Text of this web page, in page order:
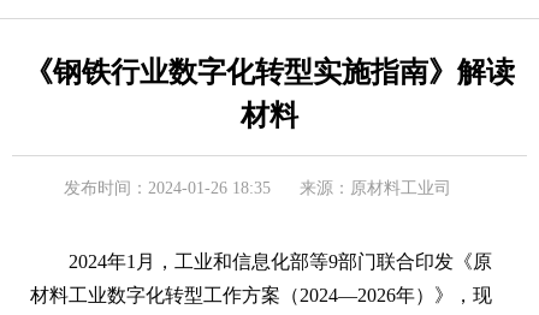
《钢铁行业数字化转型实施指南》解读
材料
发布时间：2024-01-26 18:35 来源：原材料工业司
2024年1月，工业和信息化部等9部门联合印发《原
材料工业数字化转型工作方案（2024—2026年）》，现